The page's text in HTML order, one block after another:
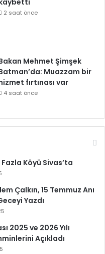
2 saat önce
Mehmet Şimşek
Muazzam bir
fırtınası var
4 saat önce
Fazla Köyü Sivas’ta
Çalkın, 15 Temmuz Anı
Yazdı
2025 ve 2026 Yılı
Açıkladı